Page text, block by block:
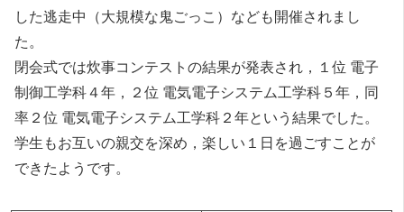
した逃走中（大規模な鬼ごっこ）なども開催されまし
た。
閉会式では炊事コンテストの結果が発表され，１位 電子
制御工学科４年，２位 電気電子システム工学科５年，同
率２位 電気電子システム工学科２年という結果でした。
学生もお互いの親交を深め，楽しい１日を過ごすことが
できたようです。